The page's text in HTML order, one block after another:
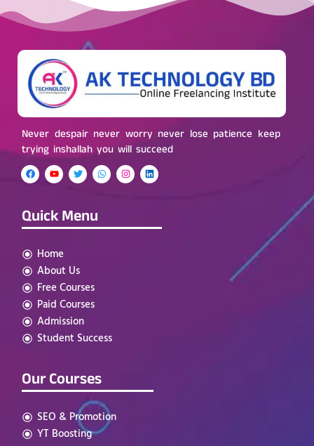
Never despair never worry never lose patience keep
trying inshallah you will succeed
Quick Menu
Home
About Us
Free Courses
Paid Courses
Admission
Student Success
Our Courses
SEO & Promotion
YT Boosting